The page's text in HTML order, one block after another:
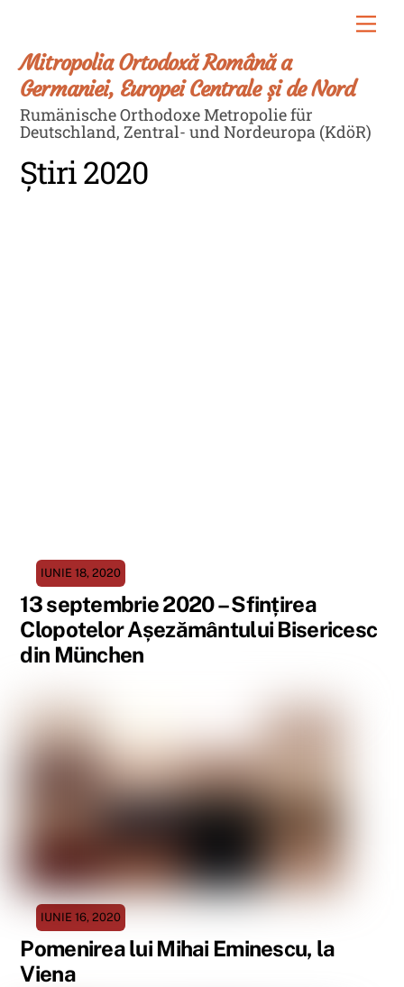
content
Mitropolia Ortodoxă Română a
Germaniei, Europei Centrale și de Nord
Rumänische Orthodoxe Metropolie für
Deutschland, Zentral- und Nordeuropa (KdöR)
Știri 2020
IUNIE 18, 2020
13 septembrie 2020 – Sfințirea
Clopotelor Așezământului Bisericesc
din München
IUNIE 16, 2020
Pomenirea lui Mihai Eminescu, la
Viena